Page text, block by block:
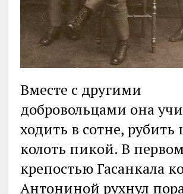
Вместе с другими
добровольцами она
ходить в сотне,
колоть пикой. В
крепостью Гасанкала
Антониной рухнул